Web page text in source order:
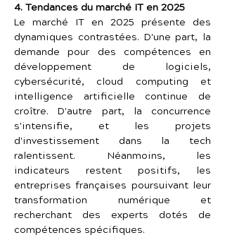
4. Tendances du marché IT en 2025
Le marché IT en 2025 présente des
dynamiques contrastées. D'une part, la
demande pour des compétences en
développement de logiciels,
cybersécurité, cloud computing et
intelligence artificielle continue de
croître. D'autre part, la concurrence
s'intensifie, et les projets
d'investissement dans la tech
ralentissent. Néanmoins, les
indicateurs restent positifs, les
entreprises françaises poursuivant leur
transformation numérique et
recherchant des experts dotés de
compétences spécifiques.